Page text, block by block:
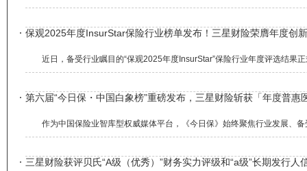
保观2025年度InsurStar保险行业榜单发布！三星财险荣膺年度创
近日，备受行业瞩目的“保观2025年度InsurStar”保险行业年度评选结果
第六届“今日保・中国白象榜”重磅发布，三星财险斩获「年度普惠
作为中国保险业智库型权威媒体平台，《今日保》始终聚焦行业发展、备
三星财险获评贝氏“A级（优秀）”财务实力评级和“a级”长期发行人